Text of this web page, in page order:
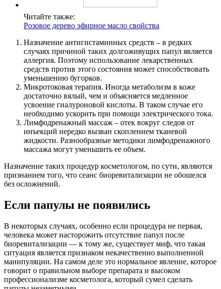
Читайте также:
Розовое дерево эфирное масло свойства
Назначение антигистаминных средств – в редких
случаях причиной таких долгоживущих папул является
аллергия. Поэтому использование лекарственных
средств против этого состояния может способствовать
уменьшению бугорков.
Микротоковая терапия. Иногда метаболизм в коже
достаточно вялый, чем и объясняется медленное
усвоение гиалуроновой кислоты. В таком случае его
необходимо ускорить при помощи электрического тока.
Лимфодренажный массаж – отек вокруг следов от
инъекций нередко вызван скоплением тканевой
жидкости. Разнообразные методики лимфодренажного
массажа могут уменьшить ее объем.
Назначение таких процедур косметологом, по сути, являются
признанием того, что сеанс биоревитализации не обошелся
без осложнений.
Если папулы не появились
В некоторых случаях, особенно если процедура не первая,
человека может насторожить отсутствие папул после
биоревитализации — к тому же, существует миф, что такая
ситуация является признаком некачественно выполненной
манипуляции. На самом деле это нормальное явление, которое
говорит о правильном выборе препарата и высоком
профессионализме косметолога, который сумел сделать